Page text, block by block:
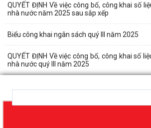
QUYẾT ĐỊNH Về việc công bố, công khai số
nhà nước năm 2025 sau sắp xếp
Biểu công khai ngân sách quý III năm 2025
QUYẾT ĐỊNH Về việc công bố, công khai số
nhà nước quý III năm 2025